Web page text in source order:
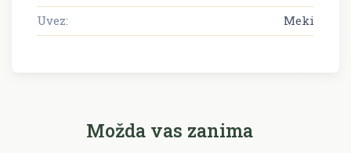
Uvez:
Meki
Možda vas zanima